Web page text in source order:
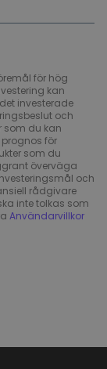
för hög
kan
investerade
och
som du kan
för
som du
överväga
och
rådgivare
inte tolkas som
Användarvillkor